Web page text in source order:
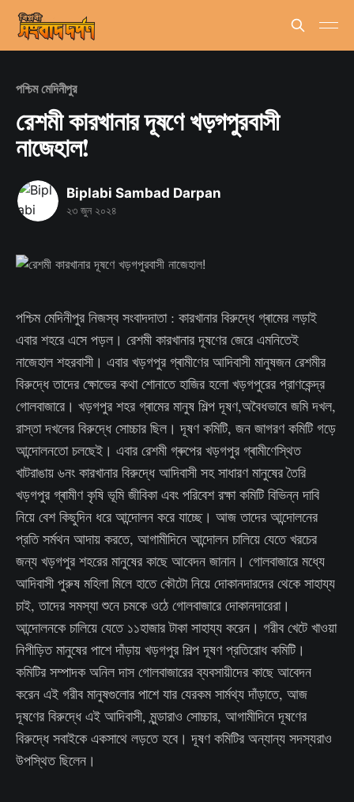
পশ্চিম মেদিনীপুর
রেশমী কারখানার দূষণে খড়গপুরবাসী
নাজেহাল!
Biplabi Sambad Darpan
২৩ জুন ২০২৪
পশ্চিম মেদিনীপুর নিজস্ব সংবাদদাতা : কারখানার বিরুদ্ধে গ্ৰামের লড়াই
এবার শহরে এসে পড়ল। রেশমী কারখানার দূষণের জেরে এমনিতেই
নাজেহাল শহরবাসী। এবার খড়গপুর গ্ৰামীণের আদিবাসী মানুষজন রেশমীর
বিরুদ্ধে তাদের ক্ষোভের কথা শোনাতে হাজির হলো খড়গপুরের প্রাণকেন্দ্র
গোলবাজারে। খড়গপুর শহর গ্ৰামের মানুষ শিল্প দূষণ,অবৈধভাবে জমি দখল,
রাস্তা দখলের বিরুদ্ধে সোচ্চার ছিল। দূষণ কমিটি, জন জাগরণ কমিটি গড়ে
আন্দোলনতো চলছেই। এবার রেশমী গ্ৰুপের খড়গপুর গ্ৰামীণেস্থিত
খাটরাঙায় ৬নং কারখানার বিরুদ্ধে আদিবাসী সহ সাধারণ মানুষের তৈরি
খড়গপুর গ্ৰামীণ কৃষি ভূমি জীবিকা এবং পরিবেশ রক্ষা কমিটি বিভিন্ন দাবি
নিয়ে বেশ কিছুদিন ধরে আন্দোলন করে যাচ্ছে। আজ তাদের আন্দোলনের
প্রতি সর্মথন আদায় করতে, আগামীদিনে আন্দোলন চালিয়ে যেতে খরচের
জন্য খড়গপুর শহরের মানুষের কাছে আবেদন জানান। গোলবাজারে মধ্যে
আদিবাসী পুরুষ মহিলা মিলে হাতে কৌটো নিয়ে দোকানদারদের থেকে সাহায্য
চাই, তাদের সমস্যা শুনে চমকে ওঠে গোলবাজারে দোকানদারেরা।
আন্দোলনকে চালিয়ে যেতে ১১হাজার টাকা সাহায্য করেন। গরীব খেটে খাওয়া
নিপীড়িত মানুষের পাশে দাঁড়ায় খড়গপুর শিল্প দূষণ প্রতিরোধ কমিটি।
কমিটির সম্পাদক অনিল দাস গোলবাজারের ব্যবসায়ীদের কাছে আবেদন
করেন এই গরীব মানুষগুলোর পাশে যার যেরকম সার্মথ্য দাঁড়াতে, আজ
দূষণের বিরুদ্ধে এই আদিবাসী, মুন্ডারাও সোচ্চার, আগামীদিনে দূষণের
বিরুদ্ধে সবাইকে একসাথে লড়তে হবে। দূষণ কমিটির অন্যান্য সদস্যরাও
উপস্থিত ছিলেন।